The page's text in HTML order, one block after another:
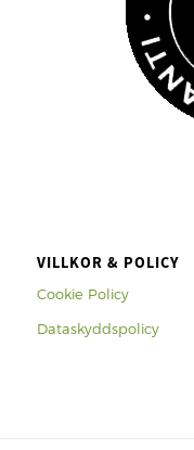
VILLKOR & POLICY
Cookie Policy
Dataskyddspolicy